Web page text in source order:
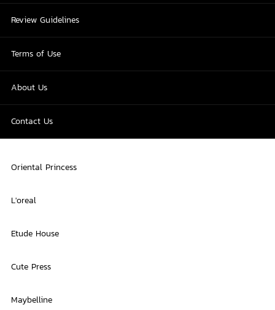
Review Guidelines
Terms of Use
About Us
Contact Us
Oriental Princess
L'oreal
Etude House
Cute Press
Maybelline